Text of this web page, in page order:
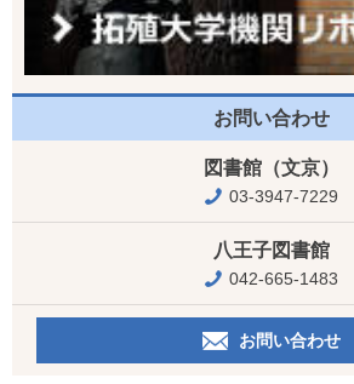
お問い合わせ
図書館（文京）
03-3947-7229
八王子図書館
042-665-1483
お問い合わせ